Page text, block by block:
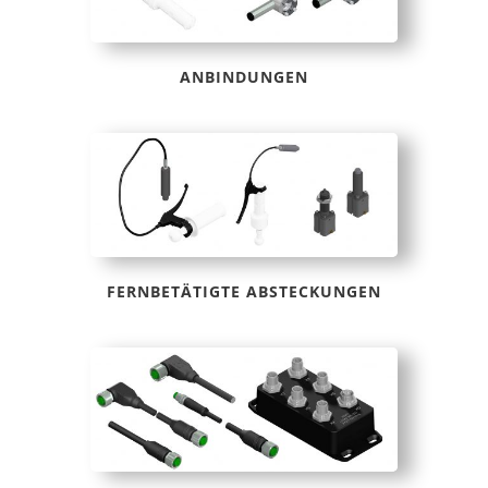
ANBINDUNGEN
FERNBETÄTIGTE ABSTECKUNGEN